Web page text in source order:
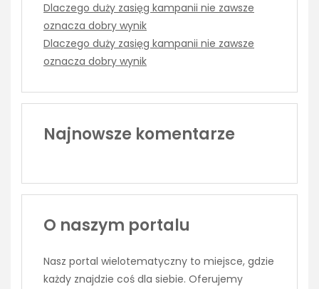
Dlaczego duży zasięg kampanii nie zawsze
oznacza dobry wynik
Dlaczego duży zasięg kampanii nie zawsze
oznacza dobry wynik
Najnowsze komentarze
O naszym portalu
Nasz portal wielotematyczny to miejsce, gdzie
każdy znajdzie coś dla siebie. Oferujemy